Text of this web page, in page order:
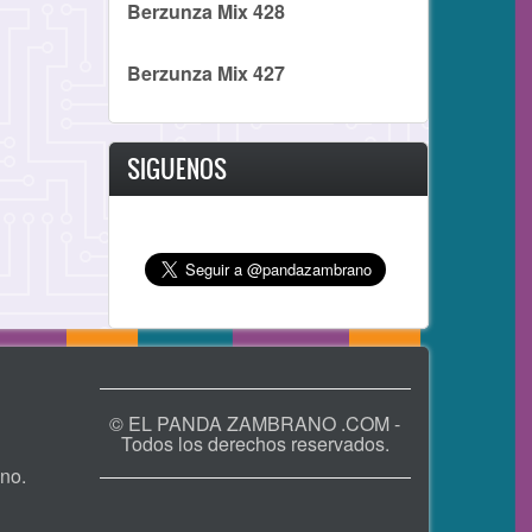
Berzunza Mix 428
Berzunza Mix 427
SIGUENOS
© EL PANDA ZAMBRANO .COM -
Todos los derechos reservados.